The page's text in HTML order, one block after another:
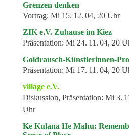
Anfrage
Archiv
Archivübersicht
Ausstellungen
Veranstaltungen
Schlagwörter
Grenzen denken
Vortrag: Mi 15. 12. 04, 20 Uhr
ZIK e.V. Zuhause im Kiez
Präsentation: Mi 24. 11. 04, 20
Goldrausch-Künstlerinnen-
Präsentation: Mi 17. 11. 04, 20
village e.V.
Diskussion, Präsentation: Mi 3.
Uhr
Ke Kulana He Mahu: